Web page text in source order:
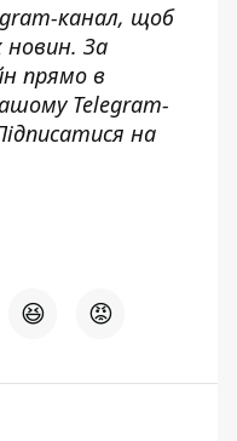
канал, щоб
За
прямо в
Telegram-
на
😆 😡